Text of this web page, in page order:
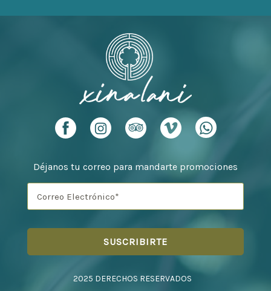
Déjanos tu correo para mandarte promociones
2025 DERECHOS RESERVADOS